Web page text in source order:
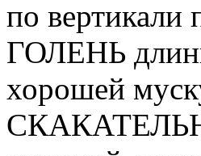
по вертикали
ГОЛЕНЬ
хорошей